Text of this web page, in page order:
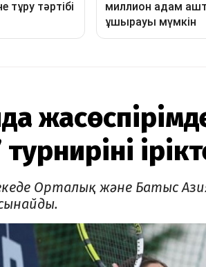
Орталық және Батыс